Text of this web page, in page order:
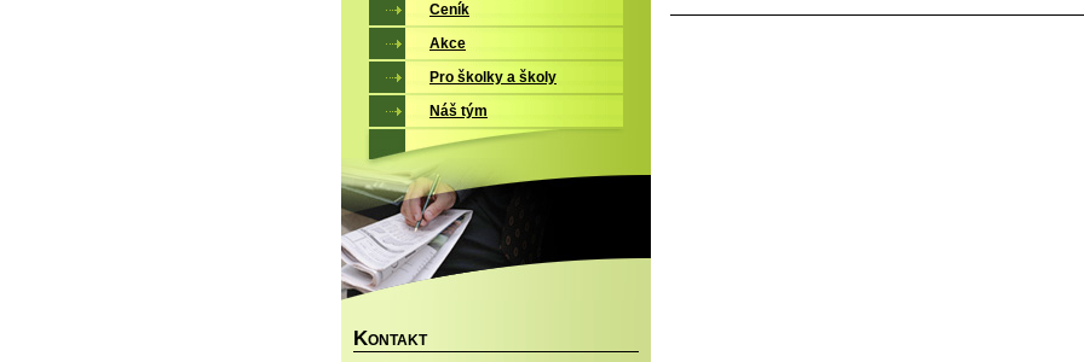
Ceník
Akce
Pro školky a školy
Náš tým
KONTAKT